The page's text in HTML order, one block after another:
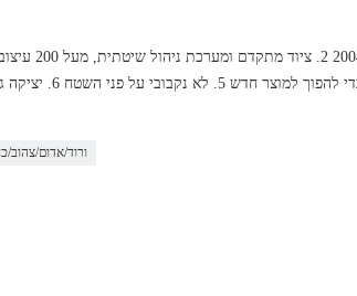
לתיקון, רק
ורוד/אדום/צהוב/